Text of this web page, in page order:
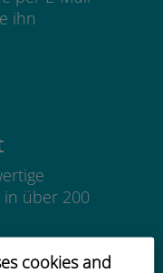
cookies and
ihn
über 200